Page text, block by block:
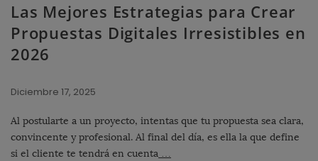
Las Mejores Estrategias para Crear
Propuestas Digitales Irresistibles en
2026
Diciembre 17, 2025
Al postularte a un proyecto, intentas que tu propuesta sea clara,
convincente y profesional. Al final del día, es ella la que define
si el cliente te tendrá en cuenta …